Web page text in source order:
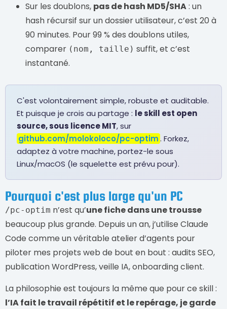
Sur les doublons, pas de hash MD5/SHA: un
hash récursif sur un dossier utilisateur, c’est 20 à
90 minutes. Pour 99 % des doublons utiles,
comparer (nom, taille) suffit, et c’est
instantané.
C'est volontairement simple, robuste et auditable.
Et puisque je crois au partage : le skill est open
source, sous licence MIT, sur
github.com/molokoloco/pc-optim. Forkez,
adaptez à votre machine, portez-le sous
Linux/macOS (le squelette est prévu pour).
Pourquoi c'est plus large qu'un PC
/pc-optim n’est qu’une fiche dans une trousse
beaucoup plus grande. Depuis un an, j’utilise Claude
Code comme un véritable atelier d’agents pour
piloter mes projets web de bout en bout : audits SEO,
publication WordPress, veille IA, onboarding client.
La philosophie est toujours la même que pour ce skill :
l’IA fait le travail répétitif et le repérage, je garde